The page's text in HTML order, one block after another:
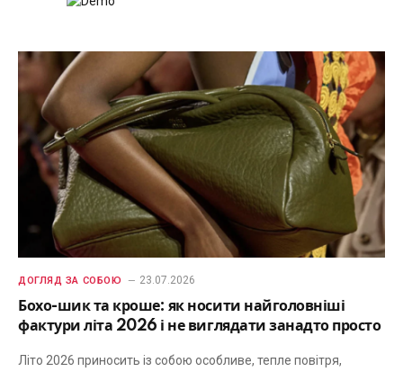
ДОГЛЯД ЗА СОБОЮ 23.07.2026
Бохо-шик та кроше: як носити найголовніші
фактури літа 2026 і не виглядати занадто просто
Літо 2026 приносить із собою особливе, тепле повітря,